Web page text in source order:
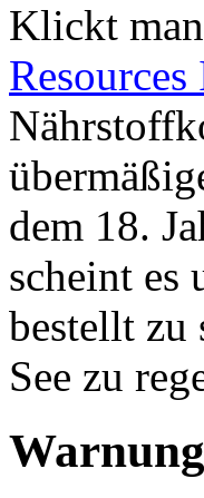
Klickt
Resources
dem 18.
scheint es
bestellt zu
See zu